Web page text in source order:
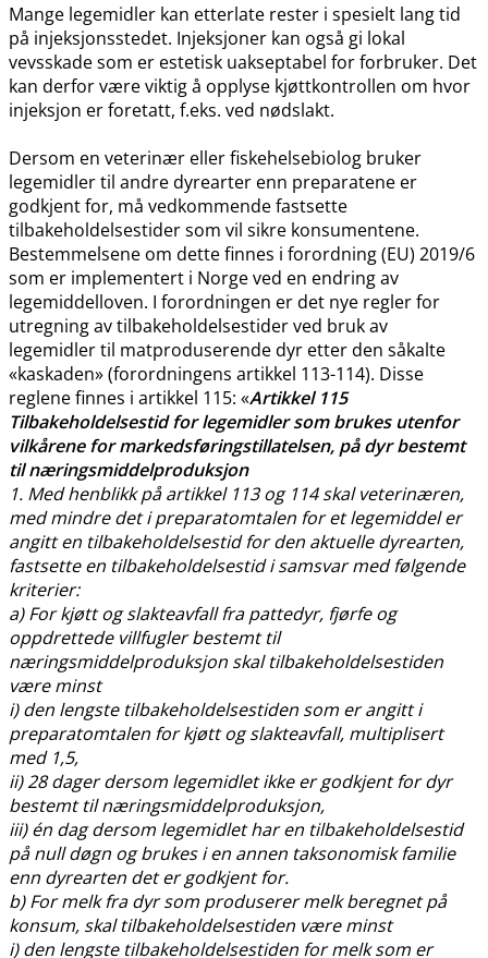
Mange legemidler kan etterlate rester i spesielt lang tid
på injeksjonsstedet. Injeksjoner kan også gi lokal
vevsskade som er estetisk uakseptabel for forbruker. Det
kan derfor være viktig å opplyse kjøttkontrollen om hvor
injeksjon er foretatt, f.eks. ved nødslakt.
Dersom en veterinær eller fiskehelsebiolog bruker
legemidler til andre dyrearter enn preparatene er
godkjent for, må vedkommende fastsette
tilbakeholdelsestider som vil sikre konsumentene.
Bestemmelsene om dette finnes i forordning (EU) 2019/6
som er implementert i Norge ved en endring av
legemiddelloven. I forordningen er det nye regler for
utregning av tilbakeholdelsestider ved bruk av
legemidler til matproduserende dyr etter den såkalte
«kaskaden» (forordningens artikkel 113-114). Disse
reglene finnes i artikkel 115: «Artikkel 115
Tilbakeholdelsestid for legemidler som brukes utenfor
vilkårene for markedsføringstillatelsen, på dyr bestemt
til næringsmiddelproduksjon
1. Med henblikk på artikkel 113 og 114 skal veterinæren,
med mindre det i preparatomtalen for et legemiddel er
angitt en tilbakeholdelsestid for den aktuelle dyrearten,
fastsette en tilbakeholdelsestid i samsvar med følgende
kriterier:
a) For kjøtt og slakteavfall fra pattedyr, fjørfe og
oppdrettede villfugler bestemt til
næringsmiddelproduksjon skal tilbakeholdelsestiden
være minst
i) den lengste tilbakeholdelsestiden som er angitt i
preparatomtalen for kjøtt og slakteavfall, multiplisert
med 1,5,
ii) 28 dager dersom legemidlet ikke er godkjent for dyr
bestemt til næringsmiddelproduksjon,
iii) én dag dersom legemidlet har en tilbakeholdelsestid
på null døgn og brukes i en annen taksonomisk familie
enn dyrearten det er godkjent for.
b) For melk fra dyr som produserer melk beregnet på
konsum, skal tilbakeholdelsestiden være minst
i) den lengste tilbakeholdelsestiden for melk som er